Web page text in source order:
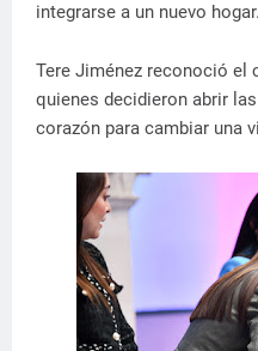
integrarse a un nuevo hogar.
Tere Jiménez reconoció el
quienes decidieron abrir
corazón para cambiar una